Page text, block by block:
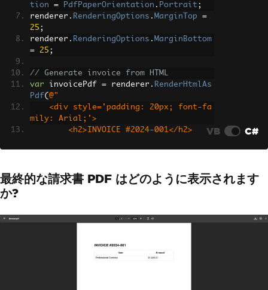
tion
= PdfPaperOrientation . Portrait ;
renderer . RenderingOptions . MarginTop
=
25 ;
renderer . RenderingOptions . MarginBottom
=
25 ;
// Generate invoice from HTML
var invoicePdf = renderer . RenderHtmlAs
Pdf( @"
mily: Arial;'>
        <h2>INVOICE #2024-001</h2>
                <th style='border: 1px
solid #ddd; padding: 8px;'>Item</th>
            </tr>
                <td style='border: 1px
solid #ddd; padding: 8px;'>Professiona
VB C#
最終的な請求書 PDF はどのように表示されます
か?